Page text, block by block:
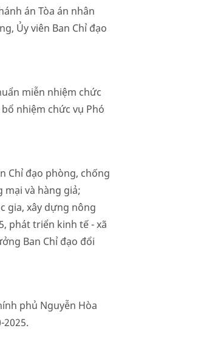
án Tòa án nhân
Ủy viên Ban Chỉ đạo
miễn nhiệm chức
nhiệm chức vụ Phó
Chỉ đạo phòng, chống
mại và hàng giả;
gia, xây dựng nông
phát triển kinh tế - xã
Ban Chỉ đạo đổi
phủ Nguyễn Hòa